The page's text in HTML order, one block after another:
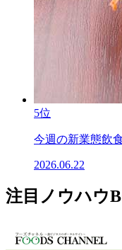
5位
今週の新業態飲
2026.06.22
注目ノウハウ